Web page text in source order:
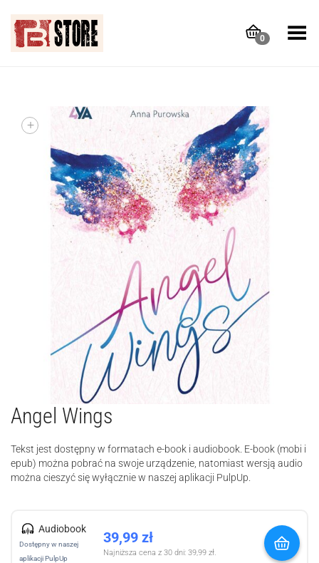
0
Toggle Menu
+
Angel Wings
Tekst jest dostępny w formatach e-book i audiobook. E-book (mobi i
epub) można pobrać na swoje urządzenie, natomiast wersją audio
można cieszyć się wyłącznie w naszej aplikacji PulpUp.
Audiobook
Dostępny w naszej
aplikacji PulpUp
39,99 zł
Najniższa cena z 30 dni: 39,99 zł.